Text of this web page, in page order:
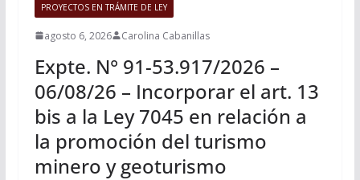
PROYECTOS EN TRÁMITE DE LEY
agosto 6, 2026 Carolina Cabanillas
Expte. N° 91-53.917/2026 –
06/08/26 – Incorporar el art. 13
bis a la Ley 7045 en relación a
la promoción del turismo
minero y geoturismo